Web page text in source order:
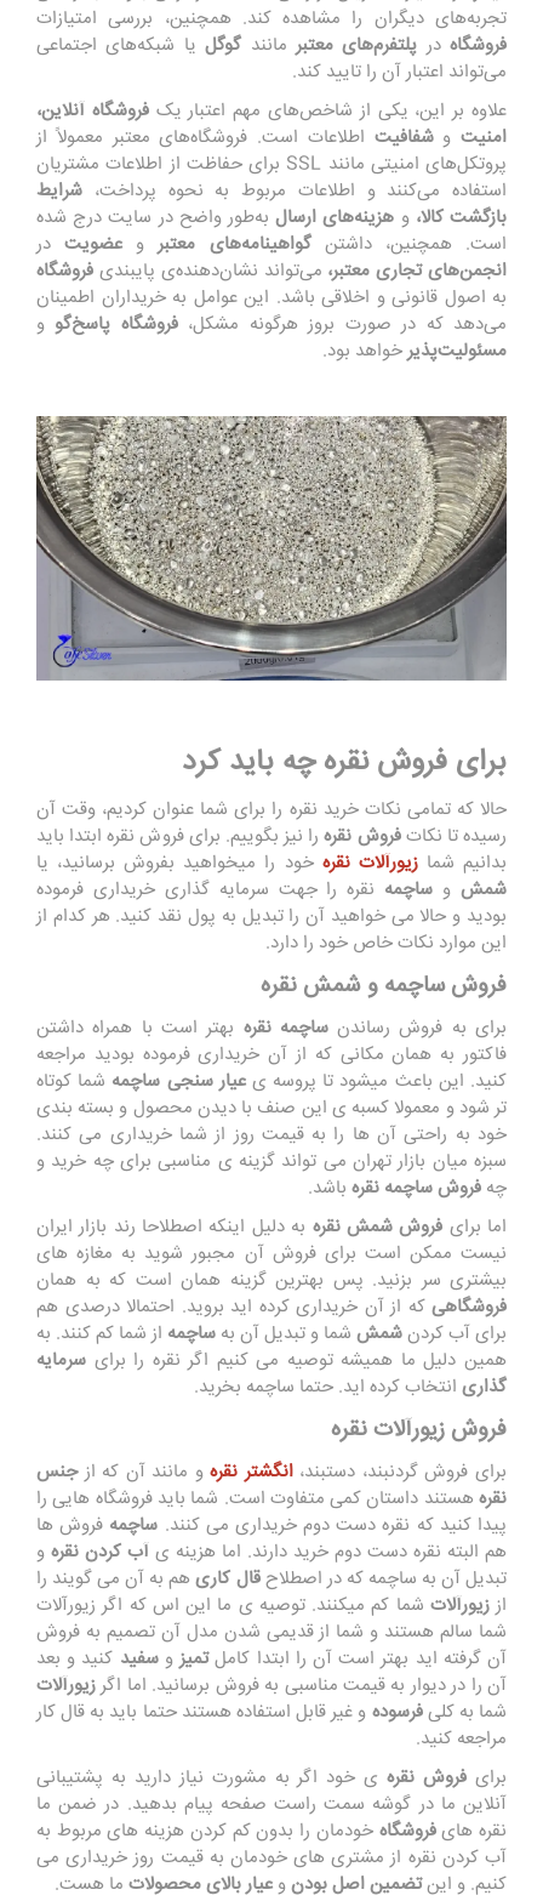
تجربه‌های دیگران را مشاهده کند. همچنین، بررسی امتیازات
فروشگاه در پلتفرم‌های معتبر مانند گوگلیا شبکه‌های اجتماعی
می‌تواند اعتبار آن را تایید کند.
علاوه بر این، یکی از شاخص‌های مهم اعتبار یکفروشگاه آنلاین،
امنیت وشفافیت اطلاعات است. فروشگاه‌های معتبر معمولاً از
پروتکل‌های امنیتی مانند SSL برای حفاظت از اطلاعات مشتریان
استفاده می‌کنند و اطلاعات مربوط به نحوه پرداخت، شرایط
بازگشت کالا، و هزینه‌های ارسالبه‌طور واضح در سایت درج شده
است. همچنین، داشتنگواهینامه‌های معتبرو عضویتدر
انجمن‌های تجاری معتبر، می‌تواند نشان‌دهنده‌ی پایبندی فروشگاه
به اصول قانونی و اخلاقی باشد. این عوامل به خریداران اطمینان
می‌دهد که در صورت بروز هرگونه مشکل،فروشگاه پاسخ‌گو و
مسئولیت‌پذیرخواهد بود.
برای فروش نقره چه باید کرد
حالا که تمامی نکات خرید نقره را برای شما عنوان کردیم، وقت آن
رسیده تا نکاتفروش نقرهرا نیز بگوییم. برای فروش نقره ابتدا باید
بدانیم شمازیورآلات نقره خود را میخواهید بفروش برسانید، یا
شمشو ساچمه نقره را جهت سرمایه گذاری خریداری فرموده
بودید و حالا می خواهید آن را تبدیل به پول نقد کنید. هر کدام از
این موارد نکات خاص خود را دارد.
فروش ساچمه و شمش نقره
برای به فروش رساندنساچمه نقره بهتر است با همراه داشتن
فاکتور به همان مکانی که از آن خریداری فرموده بودید مراجعه
کنید. این باعث میشود تا پروسه یعیار سنجی ساچمه شما کوتاه
تر شود و معمولا کسبه ی این صنف با دیدن محصول و بسته بندی
خود به راحتی آن ها را به قیمت روز از شما خریداری می کنند.
سبزه میان بازار تهران می تواند گزینه ی مناسبی برای چه خرید و
چه فروش ساچمه نقره باشد.
اما برای فروش شمش نقره به دلیل اینکه اصطلاحا رند بازار ایران
نیست ممکن است برای فروش آن مجبور شوید به مغازه های
بیشتری سر بزنید. پس بهترین گزینه همان است که به همان
فروشگاهی که از آن خریداری کرده اید بروید. احتمالا درصدی هم
برای آب کردنشمش شما و تبدیل آن به ساچمه از شما کم کنند. به
همین دلیل ما همیشه توصیه می کنیم اگر نقره را برای سرمایه
گذاری انتخاب کرده اید. حتما ساچمه بخرید.
فروش زیورآلات نقره
برای فروش گردنبند، دستبند،انگشتر نقرهو مانند آن که ازجنس
نقره هستند داستان کمی متفاوت است. شما باید فروشگاه هایی را
پیدا کنید که نقره دست دوم خریداری می کنند. ساچمه فروش ها
هم البته نقره دست دوم خرید دارند. اما هزینه ی آب کردن نقره و
تبدیل آن به ساچمه که در اصطلاحقال کاریهم به آن می گویند را
اززیورآلات شما کم میکنند. توصیه ی ما این اس که اگر زیورآلات
شما سالم هستند و شما از قدیمی شدن مدل آن تصمیم به فروش
آن گرفته اید بهتر است آن را ابتدا کاملتمیزوسفید کنید و بعد
آن را در دیوار به قیمت مناسبی به فروش برسانید. اما اگر زیورآلات
شما به کلیفرسوده و غیر قابل استفاده هستند حتما باید به قال کار
مراجعه کنید.
برای فروش نقرهی خود اگر به مشورت نیاز دارید به پشتیبانی
آنلاین ما در گوشه سمت راست صفحه پیام بدهید. در ضمن ما
نقره هایفروشگاه خودمان را بدون کم کردن هزینه های مربوط به
آب کردن نقره از مشتری های خودمان به قیمت روز خریداری می
کنیم. و اینتضمین اصل بودنو عیار بالای محصولات ما هست.